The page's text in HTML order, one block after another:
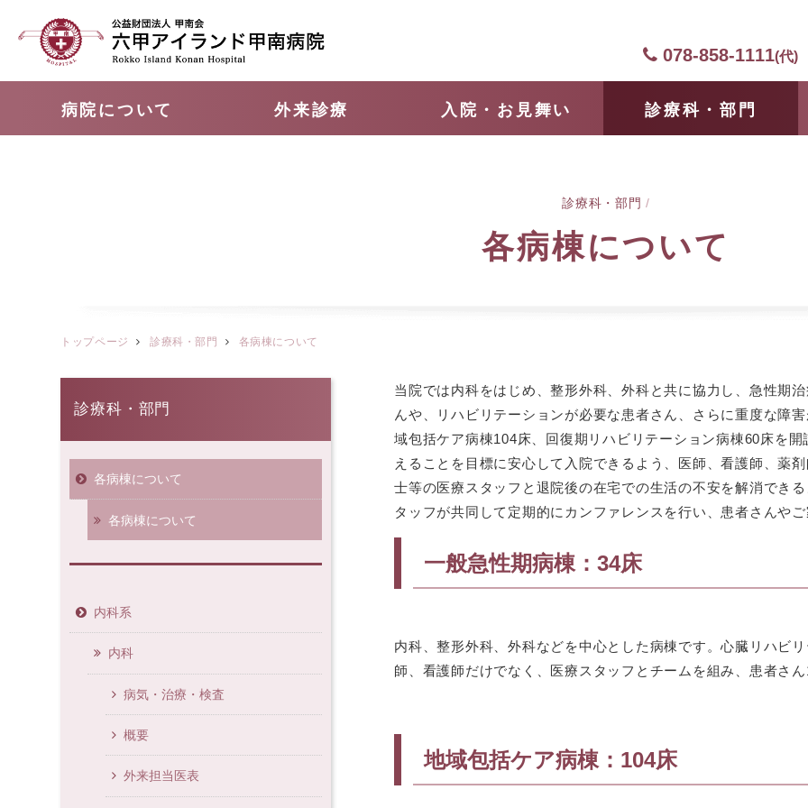
078-858-1111(代)
病院について 外来診療 ⼊院・お見舞い 診療科・部門
診療科・部門 /
各病棟について
トップページ 診療科・部門 各病棟について
当院では内科をはじめ、整形外科、外科と共に協力し、急性期
んや、リハビリテーションが必要な患者さん、さらに重度な障
域包括ケア病棟104床、回復期リハビリテーション病棟60床を
えることを目標に安心して入院できるよう、医師、看護師、薬
士等の医療スタッフと退院後の在宅での生活の不安を解消でき
タッフが共同して定期的にカンファレンスを行い、患者さんや
一般急性期病棟：34床
内科、整形外科、外科などを中心とした病棟です。心臓リハビ
師、看護師だけでなく、医療スタッフとチームを組み、患者さ
地域包括ケア病棟：104床
診療科・部門
各病棟について
各病棟について
内科系
内科
病気・治療・検査
概要
外来担当医表